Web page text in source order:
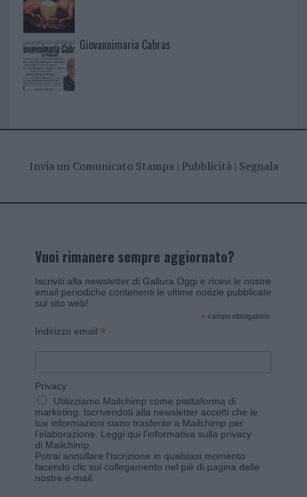
Giovannimaria Cabras
Invia un Comunicato Stampa| Pubblicità| Segnala
Vuoi rimanere sempre aggiornato?
Iscriviti alla newsletter di Gallura Oggi e ricevi le nostre
email periodiche contenenti le ultime notizie pubblicate
sul sito web!
* campo obbligatorio
Indirizzo email *
Privacy
Utilizziamo Mailchimp come piattaforma di
marketing. Iscrivendoti alla newsletter accetti che le
tue informazioni siano trasferite a Mailchimp per
l'elaborazione. Leggi qui l'informativa sulla privacy
di Mailchimp
Potrai annullare l'iscrizione in qualsiasi momento
facendo clic sul collegamento nel piè di pagina delle
nostre e-mail.